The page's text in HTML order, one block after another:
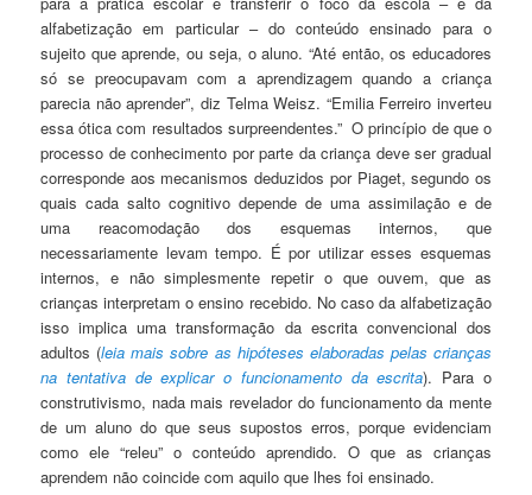
alfabetização em particular – do conteúdo ensinado para o
sujeito que aprende, ou seja, o aluno. “Até então, os educadores
só se preocupavam com a aprendizagem quando a criança
parecia não aprender”, diz Telma Weisz. “Emilia Ferreiro inverteu
essa ótica com resultados surpreendentes.” O princípio de que o
processo de conhecimento por parte da criança deve ser gradual
corresponde aos mecanismos deduzidos por Piaget, segundo os
quais cada salto cognitivo depende de uma assimilação e de
uma reacomodação dos esquemas internos, que
necessariamente levam tempo. É por utilizar esses esquemas
internos, e não simplesmente repetir o que ouvem, que as
crianças interpretam o ensino recebido. No caso da alfabetização
isso implica uma transformação da escrita convencional dos
adultos (leia mais sobre as hipóteses elaboradas pelas crianças
na tentativa de explicar o funcionamento da escrita). Para o
construtivismo, nada mais revelador do funcionamento da mente
de um aluno do que seus supostos erros, porque evidenciam
como ele “releu” o conteúdo aprendido. O que as crianças
aprendem não coincide com aquilo que lhes foi ensinado.